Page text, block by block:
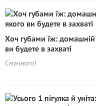
Хоч губами їж:
ви будете в захваті
Смачного!